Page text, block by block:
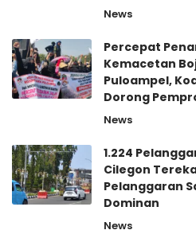
News
Percepat
Kemacetan
Puloampel,
Dorong
News
1.224
Cilegon
Pelanggaran
Dominan
News